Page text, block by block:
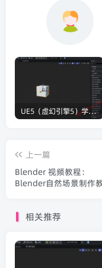
UE5（虚幻引擎5）学习笔记：碰撞知识要点
上一篇
Blender 视频教程：
Blender自然场景制作教
相关推荐